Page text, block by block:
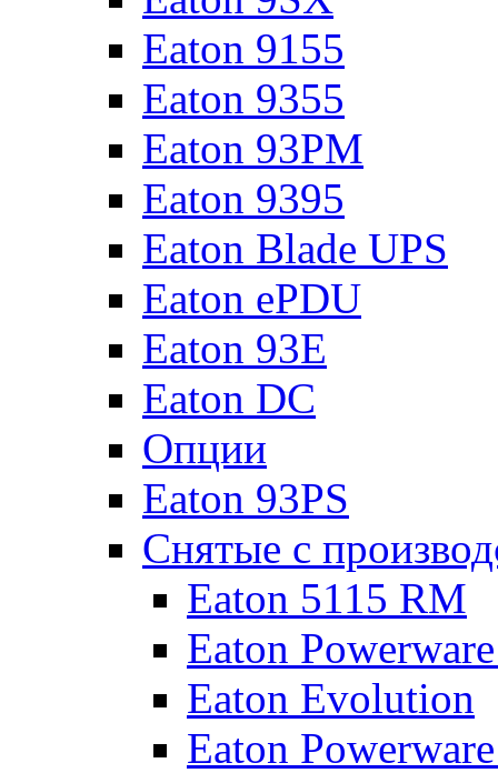
Eaton 9155
Eaton 9355
Eaton 93PM
Eaton 9395
Eaton Blade UPS
Eaton ePDU
Eaton 93E
Eaton DC
Опции
Eaton 93PS
Снятые с
Eaton 5115 RM
Eaton
Eaton Evolution
Eaton